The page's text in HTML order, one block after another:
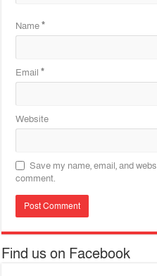
Name*
Email*
Website
Save my name, email, and
comment.
Find us on Facebook